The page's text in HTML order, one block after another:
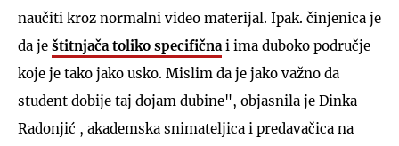
naučiti kroz normalni video materijal. Ipak. činjenica je
da je štitnjača toliko specifična i ima duboko područje
koje je tako jako usko. Mislim da je jako važno da
student dobije taj dojam dubine", objasnila je Dinka
Radonjić , akademska snimateljica i predavačica na